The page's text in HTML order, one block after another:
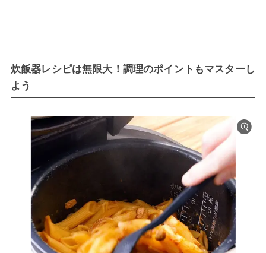
炊飯器レシピは無限大！調理のポイントもマスターし
よう